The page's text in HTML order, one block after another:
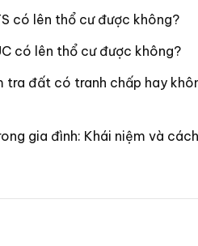
có lên thổ cư được không?
có lên thổ cư được không?
tra đất có tranh chấp hay
gia đình: Khái niệm và